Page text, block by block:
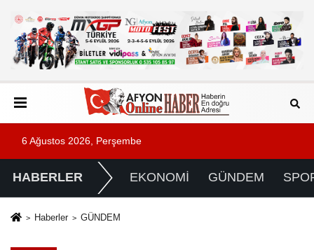
6 Ağustos 2026, Perşembe
HABERLER EKONOMİ GÜNDEM
Haberler GÜNDEM